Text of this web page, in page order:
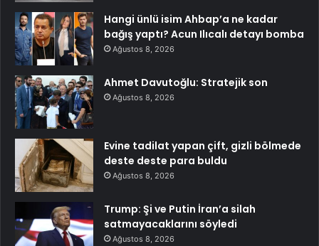
Hangi ünlü isim Ahbap’a ne kadar
bağış yaptı? Acun Ilıcalı detayı bomba
Ağustos 8, 2026
Ahmet Davutoğlu: Stratejik son
Ağustos 8, 2026
Evine tadilat yapan çift, gizli bölmede
deste deste para buldu
Ağustos 8, 2026
Trump: Şi ve Putin İran’a silah
satmayacaklarını söyledi
Ağustos 8, 2026